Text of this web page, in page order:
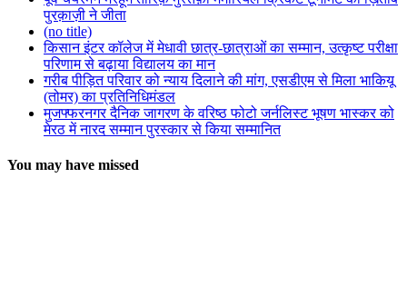
पुरक़ाज़ी ने जीता
(no title)
किसान इंटर कॉलेज में मेधावी छात्र-छात्राओं का सम्मान, उत्कृष्ट परीक्षा
परिणाम से बढ़ाया विद्यालय का मान
गरीब पीड़ित परिवार को न्याय दिलाने की मांग, एसडीएम से मिला भाकियू
(तोमर) का प्रतिनिधिमंडल
मुजफ्फरनगर दैनिक जागरण के वरिष्ठ फोटो जर्नलिस्ट भूषण भास्कर को
मेरठ में नारद सम्मान पुरस्कार से किया सम्मानित
You may have missed